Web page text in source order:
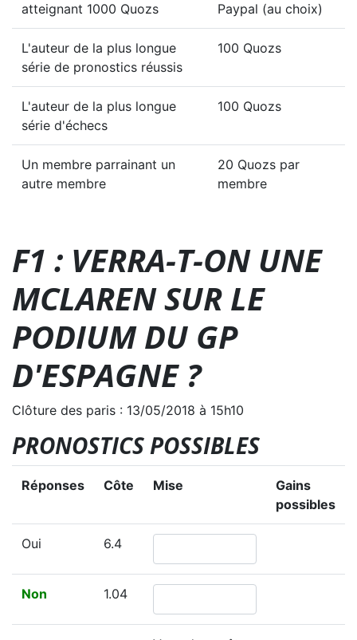
atteignant 1000 Quozs
Paypal (au choix)
L'auteur de la plus longue
série de pronostics réussis
100 Quozs
L'auteur de la plus longue
série d'échecs
100 Quozs
Un membre parrainant un
autre membre
20 Quozs par
membre
F1 : VERRA-T-ON UNE
MCLAREN SUR LE
PODIUM DU GP
D'ESPAGNE ?
Clôture des paris : 13/05/2018 à 15h10
PRONOSTICS POSSIBLES
Réponses Côte Mise
Gains
possibles
Oui 6.4
Non 1.04